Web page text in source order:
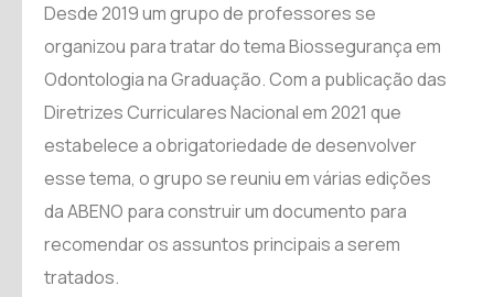
Desde 2019 um grupo de professores se
organizou para tratar do tema Biossegurança em
Odontologia na Graduação. Com a publicação das
Diretrizes Curriculares Nacional em 2021 que
estabelece a obrigatoriedade de desenvolver
esse tema, o grupo se reuniu em várias edições
da ABENO para construir um documento para
recomendar os assuntos principais a serem
tratados.